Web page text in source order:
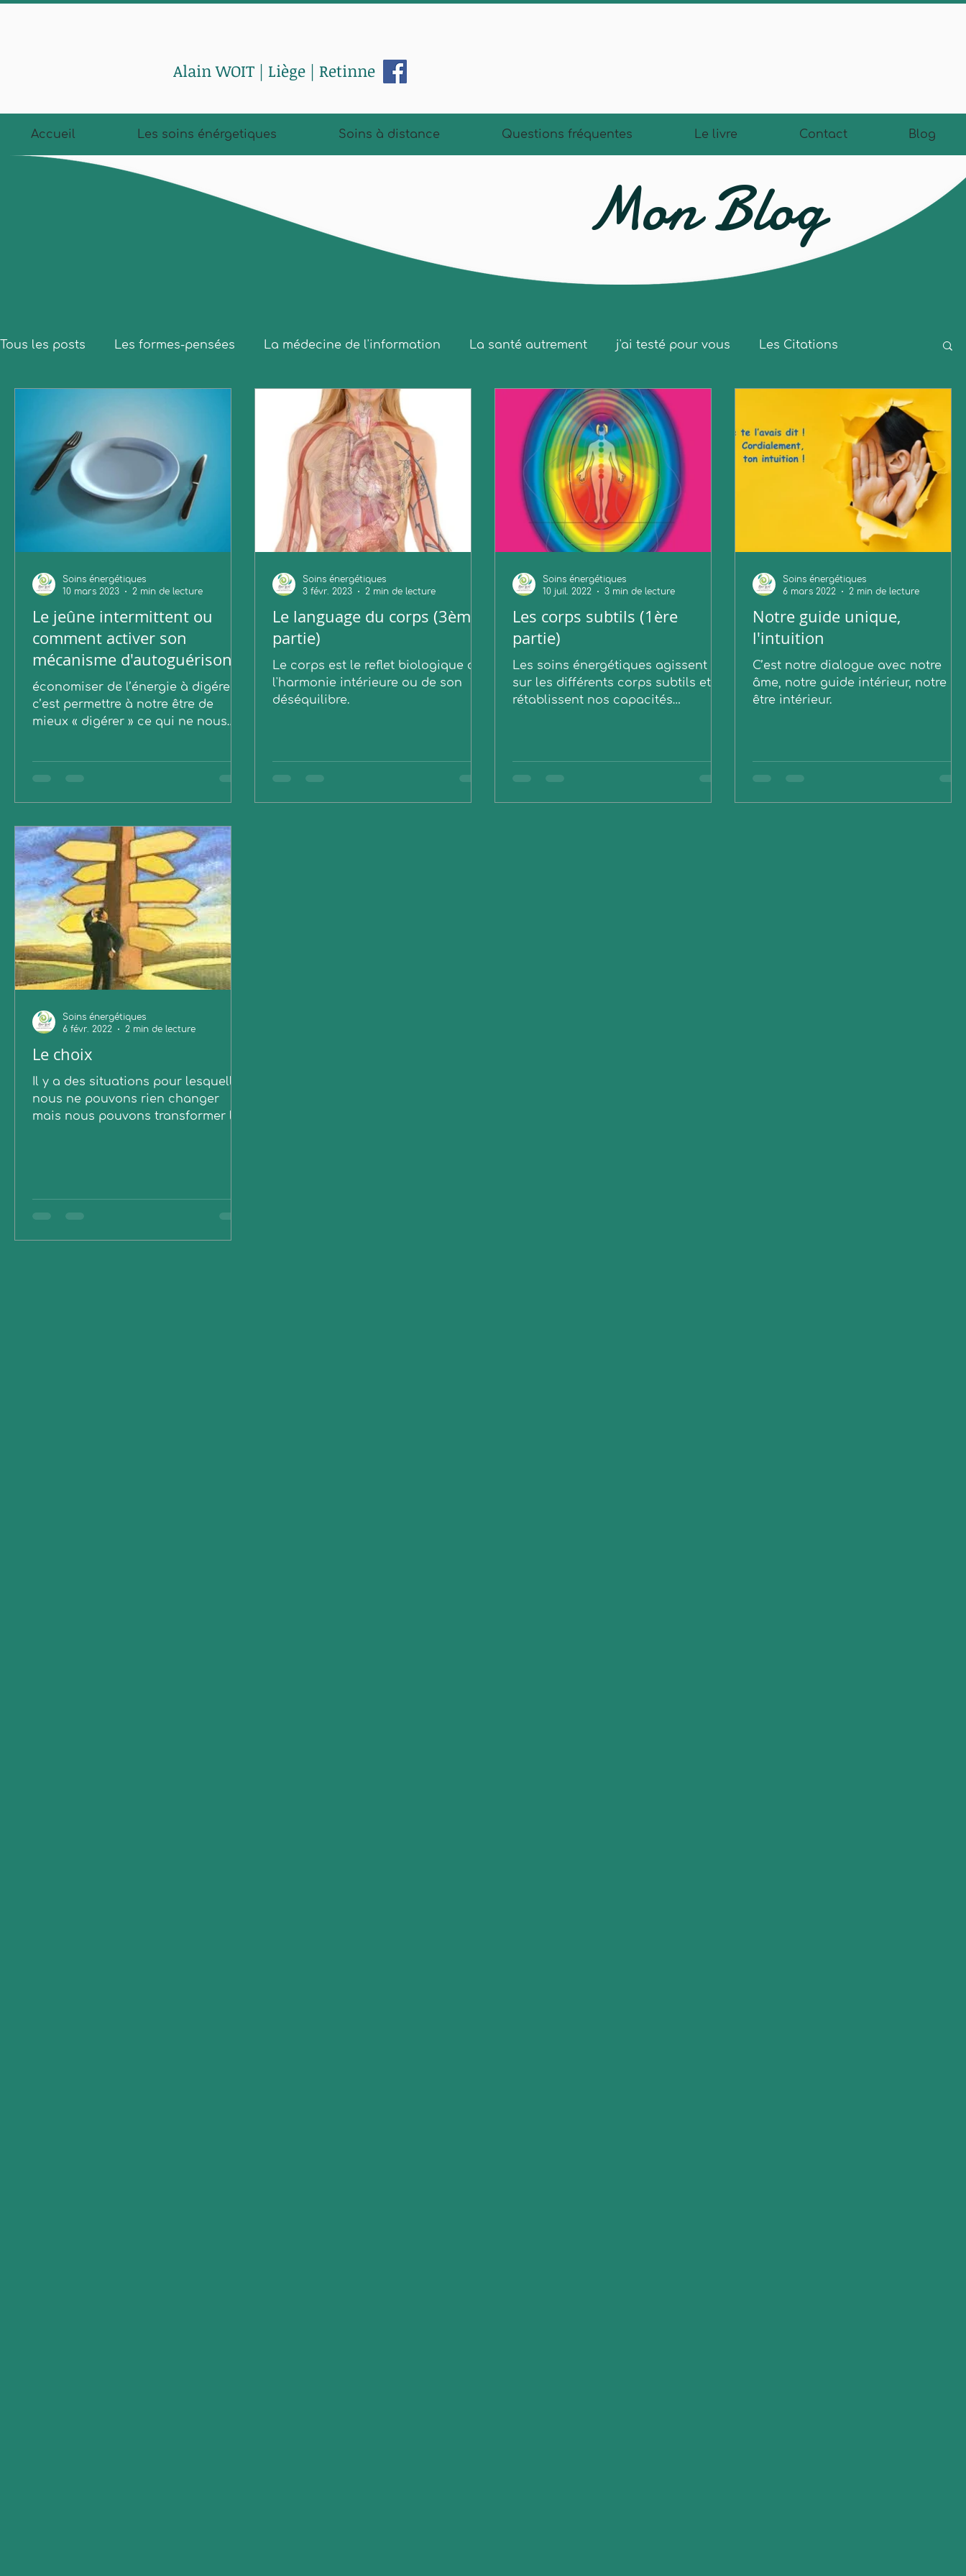
Alain WOIT | Liège | Retinne
Accueil Les soins énérgetiques Soins à distance Questions fréquentes Le livre Contact Blog
Mon Blog
Tous les posts Les formes-pensées La médecine de l'information La santé autrement j'ai testé pour vous Les Citations
Le jeûne intermittent ou
comment activer son
mécanisme d'autoguérison !
économiser de l’énergie à digérer
c’est permettre à notre être de
mieux « digérer » ce qui ne nous
Soins énergétiques
10 mars 2023
2 min de lecture
Le language du corps (3ème
partie)
Le corps est le reflet biologique de
l'harmonie intérieure ou de son
déséquilibre.
Soins énergétiques
3 févr. 2023
2 min de lecture
Les corps subtils (1ère
partie)
Les soins énergétiques agissent
sur les différents corps subtils et
rétablissent nos capacités
Soins énergétiques
10 juil. 2022
3 min de lecture
Notre guide unique,
l'intuition
C’est notre dialogue avec notre
âme, notre guide intérieur, notre
être intérieur.
Soins énergétiques
6 mars 2022
2 min de lecture
Le choix
Il y a des situations pour lesquelles
nous ne pouvons rien changer
mais nous pouvons transformer le
Soins énergétiques
6 févr. 2022
2 min de lecture